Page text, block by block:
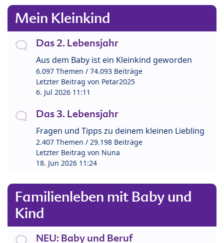
Mein Kleinkind
Das 2. Lebensjahr
Aus dem Baby ist ein Kleinkind geworden
6.097 Themen / 74.093 Beiträge
Letzter Beitrag von Petar2025
6. Jul 2026 11:11
Das 3. Lebensjahr
Fragen und Tipps zu deinem kleinen Liebling
2.407 Themen / 29.198 Beiträge
Letzter Beitrag von Nuna
18. Jun 2026 11:24
Familienleben mit Baby und
Kind
NEU: Baby und Beruf